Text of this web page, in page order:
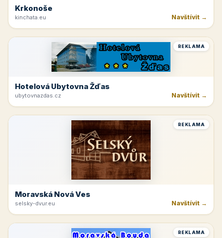
Krkonoše
kinchata.eu Navštívit →
REKLAMA
Hotelová Ubytovna Žďas
ubytovnazdas.cz Navštívit →
REKLAMA
Moravská Nová Ves
selsky-dvur.eu Navštívit →
REKLAMA